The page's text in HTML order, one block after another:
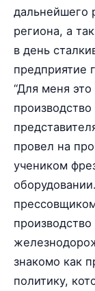
дальнейшего
региона, а
в день
предприятие
“Для меня
провел на
учеником
знакомо как
политику,